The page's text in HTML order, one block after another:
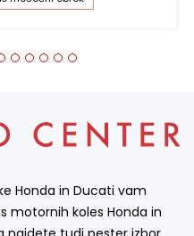
Honda in Ducati vam
motornih koles Honda in